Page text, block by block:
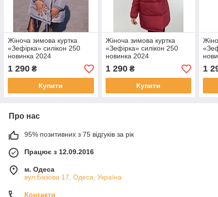
Жіноча зимова куртка
«Зефірка» силікон 250
новинка 2024
1 290 ₴
Купити
Жіноча зимова куртка
«Зефірка» силікон 250
новинка 2024
1 290₴
Купити
1
Про нас
95% позитивних з 75 відгуків за рік
Працює з 12.09.2016
м. Одеса
вул.Базова 17, Одеса, Україна
Контакти